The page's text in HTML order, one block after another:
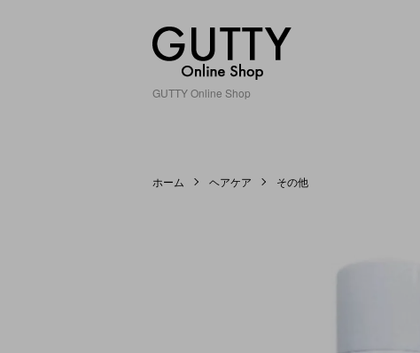
GUTTY Online Shop
ホーム ヘアケア その他